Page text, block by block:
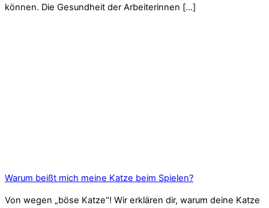
können. Die Gesundheit der Arbeiterinnen […]
Warum beißt mich meine Katze beim Spielen?
Von wegen „böse Katze“! Wir erklären dir, warum deine Katze